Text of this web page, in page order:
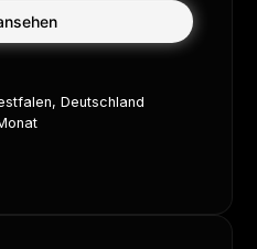
Deutschland